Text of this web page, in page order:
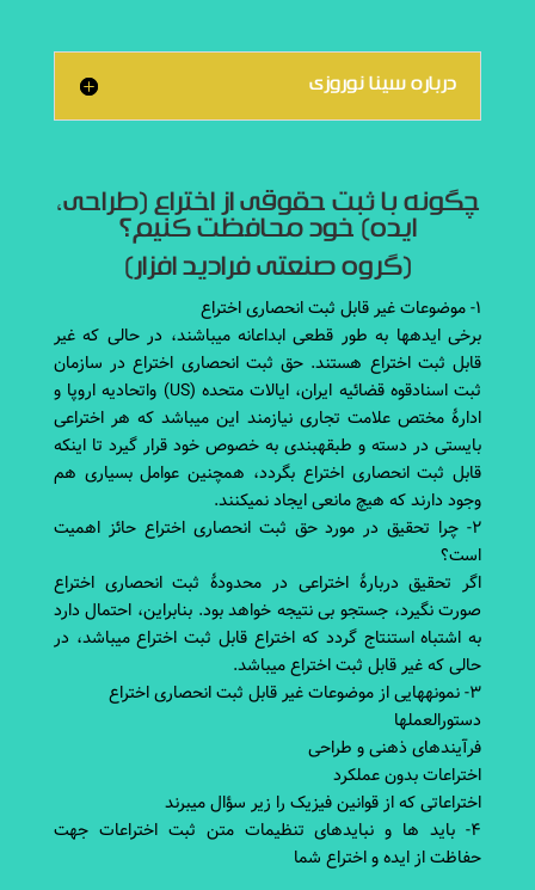
درباره سینا نوروزی
چگونه با ثبت حقوقی از اختراع (طراحی،
ایده) خود محافظت کنیم؟
(گروه صنعتی فرادید افزار)
۱- موضوعات غیر قابل ثبت انحصاری اختراع
برخی ایده‎ها به طور قطعی ابداعانه می‎باشند، در حالی که غیر
قابل ثبت اختراع هستند. حق ثبت انحصاری اختراع در سازمان
ثبت اسنادقوه قضائیه ایران، ایالات متحده (US) واتحادیه اروپا و
ادارۀ مختص علامت تجاری نیازمند این می‎باشد که هر اختراعی
بایستی در دسته و طبقه‎بندی به خصوص خود قرار گیرد تا اینکه
قابل ثبت انحصاری اختراع بگردد، همچنین عوامل بسیاری هم
وجود دارند که هیچ مانعی ایجاد نمی‎کنند.
۲- چرا تحقیق در مورد حق ثبت انحصاری اختراع حائز اهمیت
است؟
اگر تحقیق دربارۀ اختراعی در محدودۀ ثبت انحصاری اختراع
صورت نگیرد، جستجو بی نتیجه خواهد بود. بنابراین، احتمال دارد
به اشتباه استنتاج گردد که اختراع قابل ثبت اختراع می‎باشد، در
حالی که غیر قابل ثبت اختراع می‎باشد.
۳- نمونه‎هایی از موضوعات غیر قابل ثبت انحصاری اختراع
دستورالعمل‎ها
فرآیندهای ذهنی و طراحی
اختراعات بدون عملکرد
اختراعاتی که از قوانین فیزیک را زیر سؤال می‎برند
۴- باید ها و نبایدهای تنظیمات متن ثبت اختراعات جهت
حفاظت از ایده و اختراع شما